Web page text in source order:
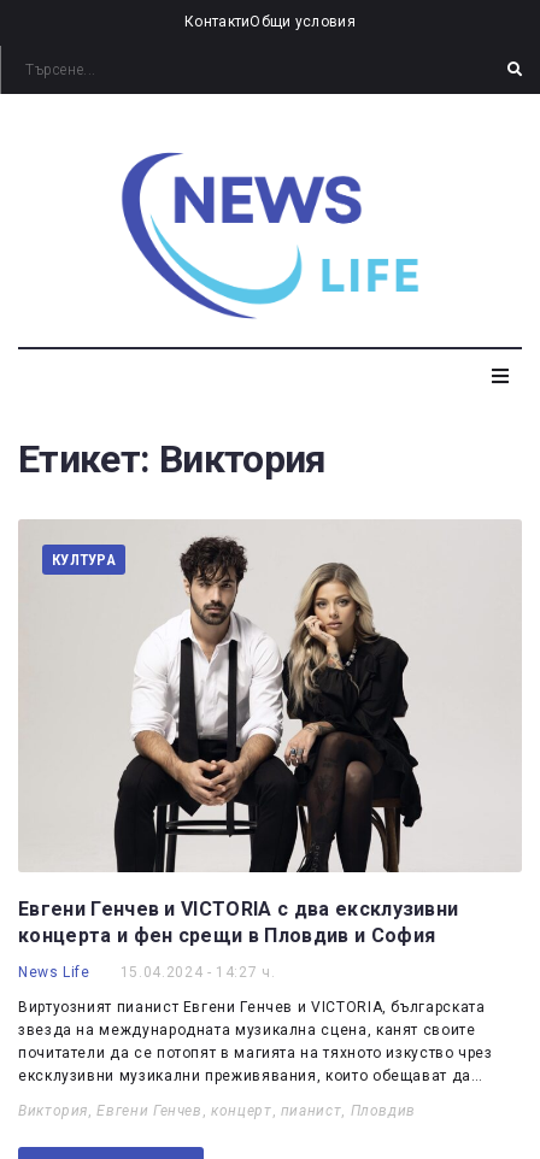
КонтактиОбщи условия
Етикет: Виктория
КУЛТУРА
Евгени Генчев и VICTORIA с два ексклузивни
концерта и фен срещи в Пловдив и София
News Life 15.04.2024 - 14:27 ч.
Виртуозният пианист Евгени Генчев и VICTORIA, българската
звезда на международната музикална сцена, канят своите
почитатели да се потопят в магията на тяхното изкуство чрез
ексклузивни музикални преживявания, които обещават да…
Виктория,Евгени Генчев ,концерт, пианист, Пловдив